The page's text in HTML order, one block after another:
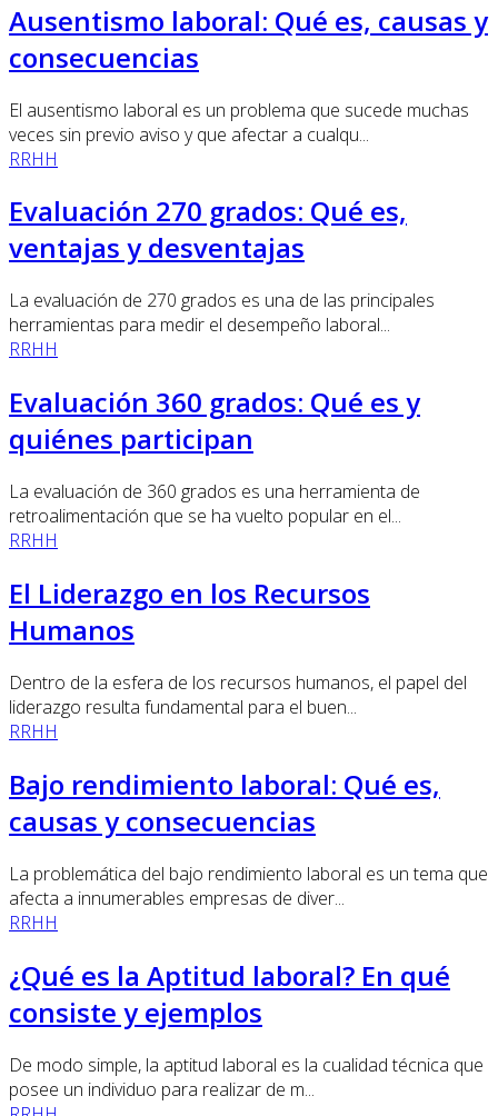
Ausentismo laboral: Qué es, causas y
consecuencias
El ausentismo laboral es un problema que sucede muchas
veces sin previo aviso y que afectar a cualqu...
RRHH
Evaluación 270 grados: Qué es,
ventajas y desventajas
La evaluación de 270 grados es una de las principales
herramientas para medir el desempeño laboral...
RRHH
Evaluación 360 grados: Qué es y
quiénes participan
La evaluación de 360 grados es una herramienta de
retroalimentación que se ha vuelto popular en el...
RRHH
El Liderazgo en los Recursos
Humanos
Dentro de la esfera de los recursos humanos, el papel del
liderazgo resulta fundamental para el buen...
RRHH
Bajo rendimiento laboral: Qué es,
causas y consecuencias
La problemática del bajo rendimiento laboral es un tema que
afecta a innumerables empresas de diver...
RRHH
¿Qué es la Aptitud laboral? En qué
consiste y ejemplos
De modo simple, la aptitud laboral es la cualidad técnica que
posee un individuo para realizar de m...